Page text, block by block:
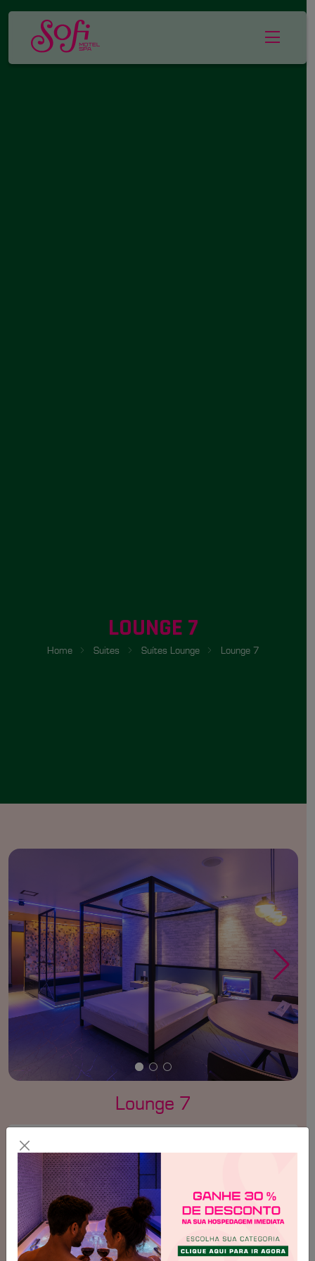
LOUNGE 7
Home Suites Suítes Lounge Lounge 7
Lounge 7
Valores válidos paraQuarta-Feira, 05/08
Tempo Valor
Até 2 horas
R$ 149,00